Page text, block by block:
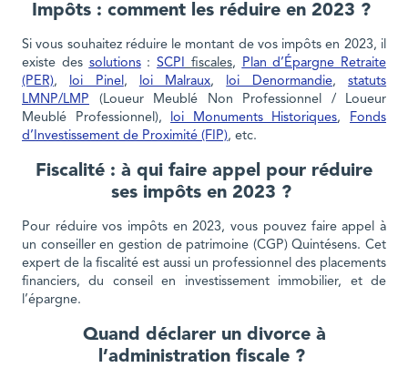
Impôts : comment les réduire en 2023 ?
Si vous souhaitez réduire le montant de vos impôts en 2023, il
existe des solutions: SCPI fiscales,
Plan d’Épargne Retraite
(PER), loi Pinel , loi Malraux, loi Denormandie,statuts
LMNP/LMP (Loueur Meublé Non Professionnel / Loueur
Meublé Professionnel),
loi Monuments Historiques,
Fonds
d’Investissement de Proximité (FIP), etc.
Fiscalité : à qui faire appel pour réduire
ses impôts en 2023 ?
Pour réduire vos impôts en 2023, vous pouvez faire appel à
un conseiller en gestion de patrimoine (CGP) Quintésens. Cet
expert de la fiscalité est aussi un professionnel des placements
financiers, du conseil en investissement immobilier, et de
l’épargne.
Quand déclarer un divorce à
l’administration fiscale ?